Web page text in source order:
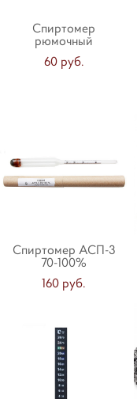
Спиртомер
рюмочный
60 pуб.
Спиртомер АСП-3
70-100%
160 pуб.